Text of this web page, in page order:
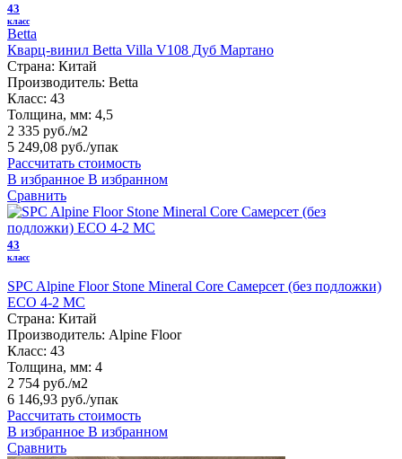
43
класс
Betta
Кварц-винил Betta Villa V108 Дуб Мартано
Страна: Китай
Производитель: Betta
Класс: 43
Толщина, мм: 4,5
2 335 руб./м2
5 249,08 руб./упак
Рассчитать стоимость
В избранное В избранном
Сравнить
43
класс
SPC Alpine Floor Stone Mineral Core Самерсет (без подложки)
ЕСО 4-2 MC
Страна: Китай
Производитель: Alpine Floor
Класс: 43
Толщина, мм: 4
2 754 руб./м2
6 146,93 руб./упак
Рассчитать стоимость
В избранное В избранном
Сравнить